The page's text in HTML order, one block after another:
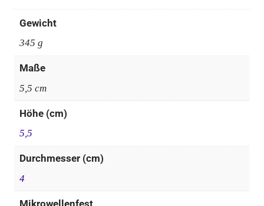
Gewicht
345 g
Maße
5,5 cm
Höhe (cm)
5,5
Durchmesser (cm)
4
Mikrowellenfest